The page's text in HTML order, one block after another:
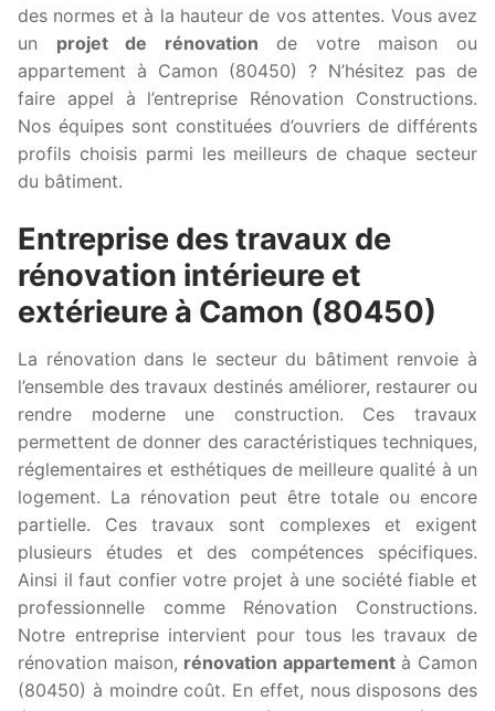
des normes et à la hauteur de vos attentes. Vous avez
un projet de rénovation de votre maison ou
appartement à Camon (80450) ? N’hésitez pas de
faire appel à l’entreprise Rénovation Constructions.
Nos équipes sont constituées d’ouvriers de différents
profils choisis parmi les meilleurs de chaque secteur
du bâtiment.
Entreprise des travaux de
rénovation intérieure et
extérieure à Camon (80450)
La rénovation dans le secteur du bâtiment renvoie à
l’ensemble des travaux destinés améliorer, restaurer ou
rendre moderne une construction. Ces travaux
permettent de donner des caractéristiques techniques,
réglementaires et esthétiques de meilleure qualité à un
logement. La rénovation peut être totale ou encore
partielle. Ces travaux sont complexes et exigent
plusieurs études et des compétences spécifiques.
Ainsi il faut confier votre projet à une société fiable et
professionnelle comme Rénovation Constructions.
Notre entreprise intervient pour tous les travaux de
rénovation maison, rénovation appartementà Camon
(80450) à moindre coût. En effet, nous disposons des